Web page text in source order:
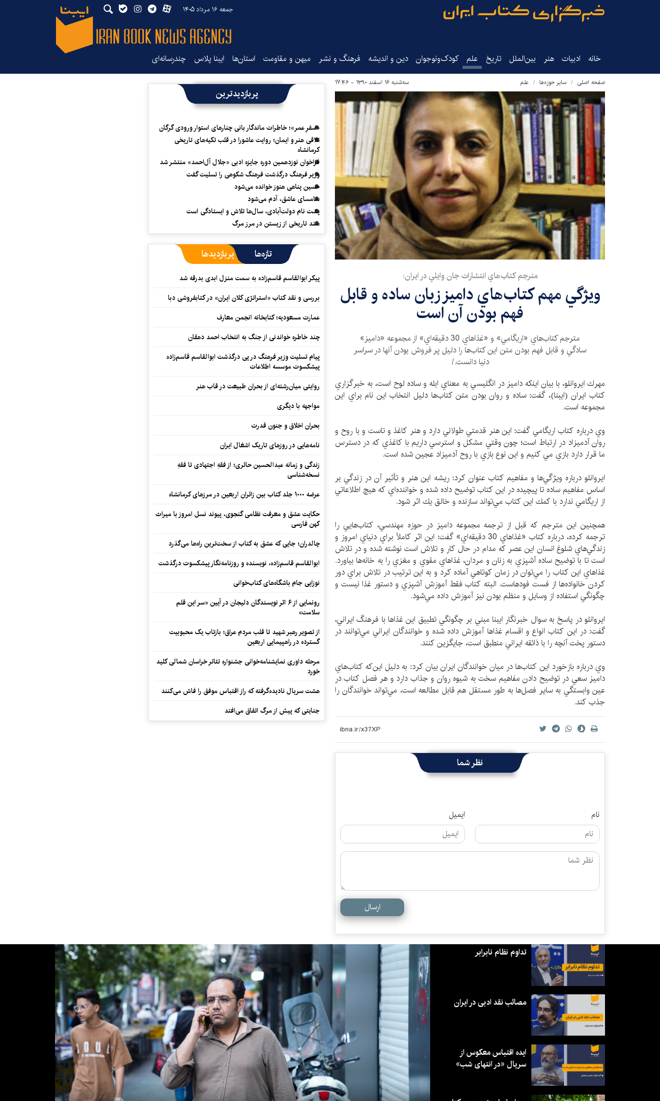
جمعه ۱۶ مرداد ۱۴۰۵
خانه ادبیات هنر بین‌الملل تاریخ‌ علم کودک‌ونوجوان دین و اندیشه فرهنگ و نشر میهن و مقاومت استان‌ها ایبنا پلاس چندرسانه‌ای
صفحه اصلی سایر حوزه‌ها علم سه‌شنبه ۱۶ اسفند ۱۳۹۰ - ۱۷:۴۶
مترجم كتاب‌هاي انتشارات جان وايلي در ايران:
ويژگي مهم كتاب‌هاي داميز زبان ساده و قابل
فهم بودن آن است
مترجم كتاب‌هاي «اريگامي» و «غذاهاي 30 دقيقه‌اي» از مجموعه «داميز»
سادگي و قابل فهم بودن متن اين كتاب‌ها را دليل پر فروش بودن آنها در سراسر
دنيا دانست./
مهرك ايروانلو، با بيان اينكه داميز در انگليسي به معناي ابله و ساده لوح است، به خبرگزاري
كتاب ايران (ايبنا)، گفت: ساده و روان بودن متن كتاب‌ها دليل انتخاب اين نام براي اين
مجموعه است.
وي درباره كتاب اريگامي گفت: اين هنر قدمتي طولاني دارد و هنر كاغذ و تاست و با روح و
روان آدميزاد در ارتباط است؛ چون وقتي مشكل و استرسي داريم با كاغذي كه در دسترس
ما قرار دارد بازي مي كنيم و اين نوع بازي با روح آدميزاد عجين شده است.
ايروانلو درباره ويژگي‌ها و مفاهيم كتاب عنوان كرد: ريشه اين هنر و تأثير آن در زندگي بر
اساس مفاهيم ساده تا پيچيده در اين كتاب توضيح داده شده و خواننده‌اي كه هيچ اطلاعاتي
از اريگامي ندارد با كمك اين كتاب مي‌تواند سازنده و خالق يك اثر شود.
همچنين اين مترجم كه قبل از ترجمه مجموعه داميز در حوزه مهندسي، كتاب‌هايي را
ترجمه كرده، درباره كتاب «غذاهاي 30 دقيقه‌اي» گفت: اين اثر كاملاً براي دنياي امروز و
زندگي‌هاي شلوغ انسان اين عصر كه مدام در حال كار و تلاش است نوشته شده و در تلاش
است تا با توضيح ساده آشپزي به زنان و مردان، غذاهاي مقوي و مغزي را به خانه‌ها بياورد.
غذاهاي اين كتاب را مي‌توان در زمان كوتاهي آماده كرد و به اين ترتيب در تلاش براي دور
كردن خانواده‌ها از فست فودهاست. البته كتاب فقط آموزش آشپزي و دستور غذا نيست و
چگونگي استفاده از وسايل و منظم بودن نيز آموزش داده مي‌شود.
ايروانلو در پاسخ به سوال خبرنگار ايبنا مبني بر چگونگي تطبيق اين غذاها با فرهنگ ايراني،
گفت: در اين كتاب انواع و اقسام غذاها آموزش داده شده و خوانندگان ايراني مي‌توانند در
دستور پخت آنچه را با ذائقه ايراني منطبق است، جايگزين كنند.
وي درباره بازخورد اين كتاب‌ها در ميان خوانندگان ايران بيان كرد: به دليل اين‌كه كتاب‌هاي
داميز سعي در توضيح دادن مفاهيم سخت به شيوه روان و جذاب دارد و هر فصل كتاب در
عين وابستگي به ساير فصل‌ها به طور مستقل هم قابل مطالعه است، مي‌تواند خوانندگان را
جذب كند.
نظر شما
نام ایمیل
ارسال
پربازدیدترین
«سفرِ عمر»؛ خاطرات ماندگار بانی چنارهای استوار ورودی گرگان
تلاقی هنر و ایمان؛ روایت عاشورا در قلب تکیه‌های تاریخی
کرمانشاه
فراخوان نوزدهمین دوره جایزه ادبی «جلال آل‌احمد» منتشر شد
وزیر فرهنگ درگذشت فرهنگ شکوهی را تسلیت گفت
حسین پناهی هنوز خوانده می‌شود
سامسای عاشق، آدم می‌شود
پشت نام دولت‌آبادی، سال‌ها تلاش و ایستادگی است
سند تاریخی از زیستن در مرز مرگ
تازه‌ها پربازدیدها
پیکر ابوالقاسم قاسم‌زاده به سمت منزل ابدی بدرقه شد
بررسی و نقد کتاب «استراتژی کلان ایران» در کتابفروشی دبا
عمارت مسعودیه؛ کتابخانه انجمن معارف
چند خاطره خواندنی از جنگ به انتخاب احمد دهقان
پیام تسلیت وزیر فرهنگ در پی درگذشت ابوالقاسم قاسم‌زاده
پیشکسوت موسسه اطلاعات
روایتی میان‌رشته‌ای از بحران طبیعت در قاب هنر
مواجهه با دیگری
بحران اخلاق و جنون قدرت
نامه‌هایی در روزهای تاریک اشغال ایران
زندگی و زمانه عبدالحسین حائری؛ از فقهِ اجتهادی تا فقهِ
نسخه‌شناسی
عرضه ۱۰۰۰ جلد کتاب بین زائران اربعین در مرزهای کرمانشاه
حکایت عشق و معرفت نظامی گنجوی، پیوند نسل امروز با میراث
کهن فارسی
چالدران؛ جایی که عشق به کتاب از سخت‌ترین راه‌ها می‌گذرد
ابوالقاسم قاسم‌زاده، نویسنده و روزنامه‌نگار پیشکسوت درگذشت
نوزایی جام باشگاه‌های کتاب‌خوانی
رونمایی از ۶ اثر نویسندگان دلیجان در آیین «سر این قلم
سلامت»
از تصویر رهبر شهید تا قلب مردم عراق؛ بازتاب یک محبوبیت
گسترده در راهپیمایی اربعین
مرحله داوری نمایشنامه‌خوانی جشنواره تئاتر خراسان شمالی کلید
خورد
هشت سریال نادیده‌گرفته که راز اقتباس موفق را فاش می‌کنند
جنایتی که پیش از مرگ اتفاق می‌افتد
تداوم نظام نابرابر
مصائب نقد ادبی در ایران
ایده اقتباس معکوس از
سریال «در انتهای شب»